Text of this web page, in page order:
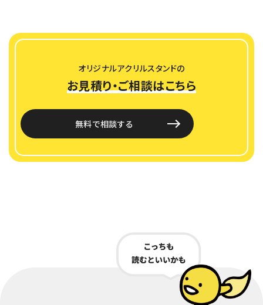
オリジナルアクリルスタンドの
お見積り・ご相談はこちら
無料で相談する